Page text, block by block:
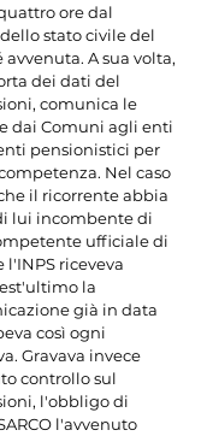
ore dal
stato civile del
A sua volta,
dei dati del
comunica le
dai Comuni agli enti
pensionistici per
Nel caso
il ricorrente abbia
lui incombente di
ufficiale di
l'INPS riceveva
la
già in data
così ogni
Gravava invece
controllo sul
l'obbligo di
l'avvenuto